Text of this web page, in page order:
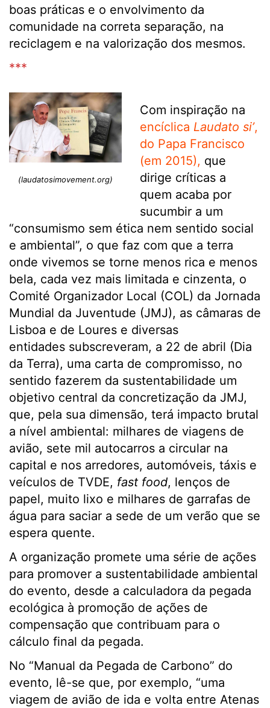
boas práticas e o envolvimento da
comunidade na correta separação, na
reciclagem e na valorização dos mesmos.
***
(laudatosimovement.org)
Com inspiração na
encíclica Laudato si’,
do Papa Francisco
(em 2015), que
dirige críticas a
quem acaba por
sucumbir a um
“consumismo sem ética nem sentido social
e ambiental”, o que faz com que a terra
onde vivemos se torne menos rica e menos
bela, cada vez mais limitada e cinzenta, o
Comité Organizador Local (COL) da Jornada
Mundial da Juventude (JMJ), as câmaras de
Lisboa e de Loures e diversas
entidades subscreveram, a 22 de abril (Dia
da Terra), uma carta de compromisso, no
sentido fazerem da sustentabilidade um
objetivo central da concretização da JMJ,
que, pela sua dimensão, terá impacto brutal
a nível ambiental: milhares de viagens de
avião, sete mil autocarros a circular na
capital e nos arredores, automóveis, táxis e
veículos de TVDE, fast food, lenços de
papel, muito lixo e milhares de garrafas de
água para saciar a sede de um verão que se
espera quente.
A organização promete uma série de ações
para promover a sustentabilidade ambiental
do evento, desde a calculadora da pegada
ecológica à promoção de ações de
compensação que contribuam para o
cálculo final da pegada.
No “Manual da Pegada de Carbono” do
evento, lê-se que, por exemplo, “uma
viagem de avião de ida e volta entre Atenas